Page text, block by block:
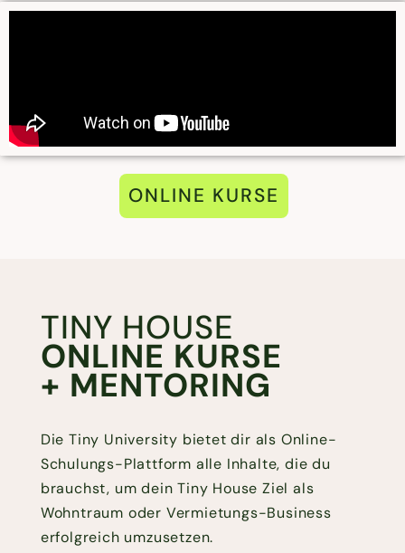
ONLINE KURSE
TINY HOUSE
ONLINE KURSE
+ MENTORING
Die Tiny University bietet dir als Online-
Schulungs-Plattform alle Inhalte, die du
brauchst, um dein Tiny House Ziel als
Wohntraum oder Vermietungs-Business
erfolgreich umzusetzen.